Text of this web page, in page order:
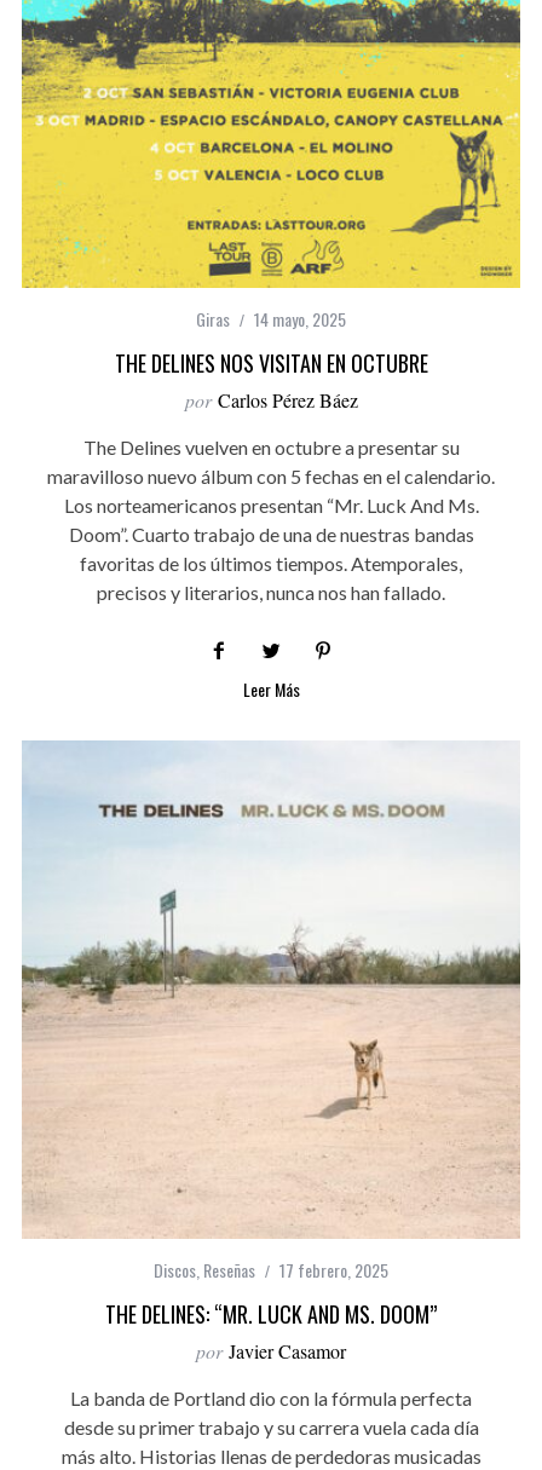
Giras 14 mayo, 2025
THE DELINES NOS VISITAN EN OCTUBRE
por Carlos Pérez Báez
The Delines vuelven en octubre a presentar su
maravilloso nuevo álbum con 5 fechas en el calendario.
Los norteamericanos presentan “Mr. Luck And Ms.
Doom”. Cuarto trabajo de una de nuestras bandas
favoritas de los últimos tiempos. Atemporales,
precisos y literarios, nunca nos han fallado.
Leer Más
Discos Reseñas 17 febrero, 2025
THE DELINES: “MR. LUCK AND MS. DOOM”
por Javier Casamor
La banda de Portland dio con la fórmula perfecta
desde su primer trabajo y su carrera vuela cada día
más alto. Historias llenas de perdedoras musicadas